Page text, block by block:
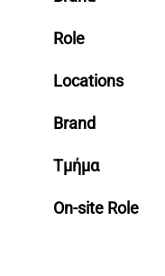
Role
Locations
Brand
Τμήμα
On-site Role